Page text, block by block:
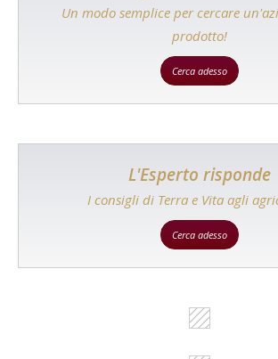
Un modo semplice per cercare
prodotto!
Cerca adesso
L'Esperto risponde
I consigli di Terra e Vita agli
Cerca adesso